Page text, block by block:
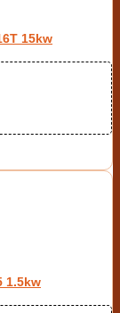
15kw
1.5kw